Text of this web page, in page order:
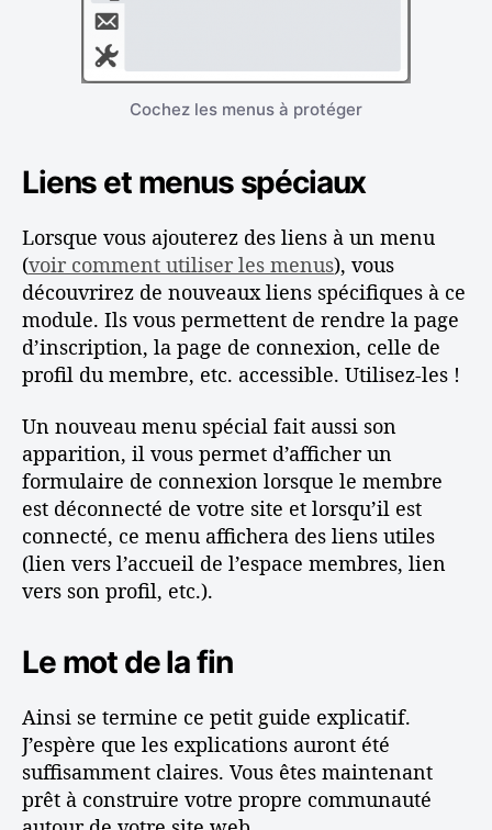
Cochez les menus à protéger
Liens et menus spéciaux
Lorsque vous ajouterez des liens à un menu
(voir comment utiliser les menus), vous
découvrirez de nouveaux liens spécifiques à ce
module. Ils vous permettent de rendre la page
d’inscription, la page de connexion, celle de
profil du membre, etc. accessible. Utilisez-les !
Un nouveau menu spécial fait aussi son
apparition, il vous permet d’afficher un
formulaire de connexion lorsque le membre
est déconnecté de votre site et lorsqu’il est
connecté, ce menu affichera des liens utiles
(lien vers l’accueil de l’espace membres, lien
vers son profil, etc.).
Le mot de la fin
Ainsi se termine ce petit guide explicatif.
J’espère que les explications auront été
suffisamment claires. Vous êtes maintenant
prêt à construire votre propre communauté